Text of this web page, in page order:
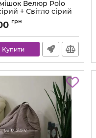
Велюр Polo
+ Світло сірий
polo-17-16-l
грн
Купити